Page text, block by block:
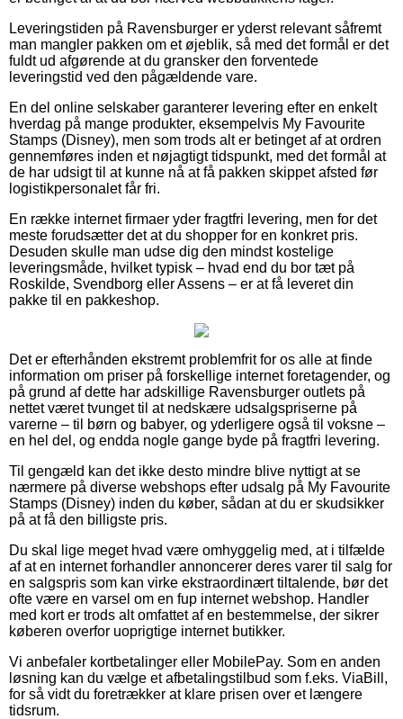
Leveringstiden på Ravensburger er yderst relevant såfremt
man mangler pakken om et øjeblik, så med det formål er det
fuldt ud afgørende at du gransker den forventede
leveringstid ved den pågældende vare.
En del online selskaber garanterer levering efter en enkelt
hverdag på mange produkter, eksempelvis My Favourite
Stamps (Disney), men som trods alt er betinget af at ordren
gennemføres inden et nøjagtigt tidspunkt, med det formål at
de har udsigt til at kunne nå at få pakken skippet afsted før
logistikpersonalet får fri.
En række internet firmaer yder fragtfri levering, men for det
meste forudsætter det at du shopper for en konkret pris.
Desuden skulle man udse dig den mindst kostelige
leveringsmåde, hvilket typisk – hvad end du bor tæt på
Roskilde, Svendborg eller Assens – er at få leveret din
pakke til en pakkeshop.
Det er efterhånden ekstremt problemfrit for os alle at finde
information om priser på forskellige internet foretagender, og
på grund af dette har adskillige Ravensburger outlets på
nettet været tvunget til at nedskære udsalgspriserne på
varerne – til børn og babyer, og yderligere også til voksne –
en hel del, og endda nogle gange byde på fragtfri levering.
Til gengæld kan det ikke desto mindre blive nyttigt at se
nærmere på diverse webshops efter udsalg på My Favourite
Stamps (Disney) inden du køber, sådan at du er skudsikker
på at få den billigste pris.
Du skal lige meget hvad være omhyggelig med, at i tilfælde
af at en internet forhandler annoncerer deres varer til salg for
en salgspris som kan virke ekstraordinært tiltalende, bør det
ofte være en varsel om en fup internet webshop. Handler
med kort er trods alt omfattet af en bestemmelse, der sikrer
køberen overfor uoprigtige internet butikker.
Vi anbefaler kortbetalinger eller MobilePay. Som en anden
løsning kan du vælge et afbetalingstilbud som f.eks. ViaBill,
for så vidt du foretrækker at klare prisen over et længere
tidsrum.